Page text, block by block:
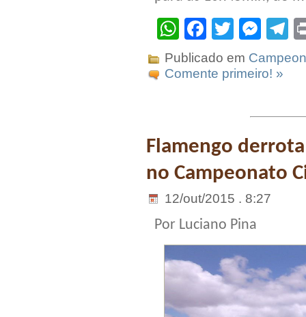
WhatsApp
Facebook
Twitter
Publicado em
Comente primeiro! »
Flamengo
no Campeonato
12/out/2015 . 8:27
Por Luciano Pina